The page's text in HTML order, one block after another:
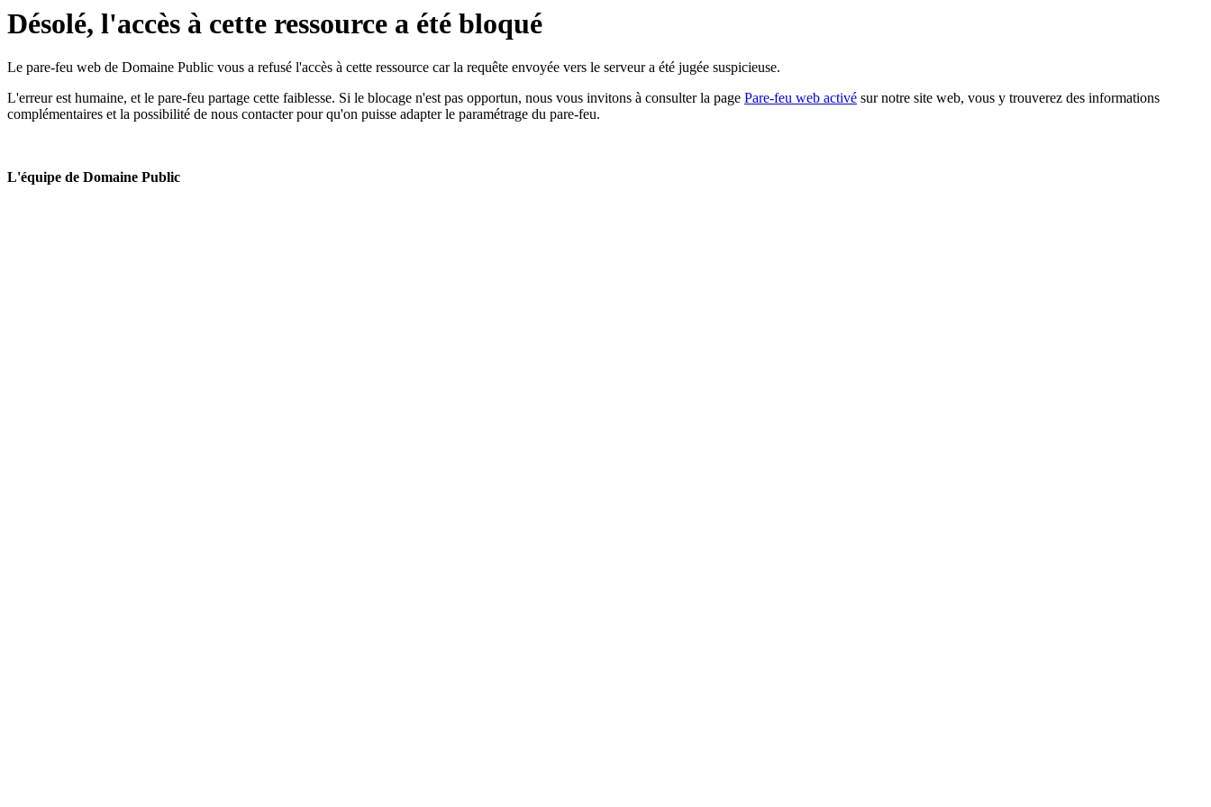
Désolé, l'accès à cette ressource a été bloqué
Le pare-feu web de Domaine Public vous a refusé l'accès à cette ressource car la requête envoyée vers le serveur a été jugée suspicieuse.
L'erreur est humaine, et le pare-feu partage cette faiblesse. Si le blocage n'est pas opportun, nous vous invitons à consulter la page Pare-feu web activé sur notre site web, vous y trouverez des informations
complémentaires et la possibilité de nous contacter pour qu'on puisse adapter le paramétrage du pare-feu.
L'équipe de Domaine Public